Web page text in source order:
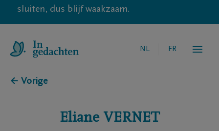
sluiten, dus blijf waakzaam.
NL FR
← Vorige
Eliane VERNET